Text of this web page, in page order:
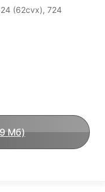
(62cvx), 724
Мб)